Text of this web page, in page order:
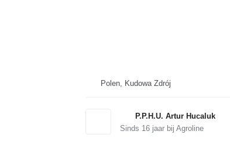
Polen, Kudowa Zdrój
P.P.H.U. Artur Hucaluk
Sinds 16jaar bij Agroline